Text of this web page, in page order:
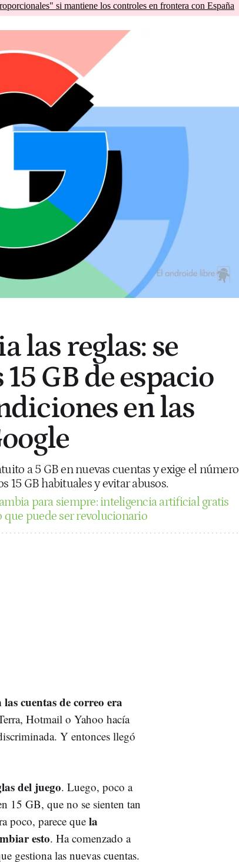
si mantiene los controles en frontera con España
las reglas: se
GB de espacio
en las
a 5 GB en nuevas cuentas y exige el número
15 GB habituales y evitar abusos.
para siempre: inteligencia artificial gratis
puede ser revolucionario
las cuentas de correo era
Hotmail o Yahoo hacía
Y entonces llegó
del juego. Luego, poco a
15 GB, que no se sienten tan
poco, parece que la
esto. Ha comenzado a
gestiona las nuevas cuentas.